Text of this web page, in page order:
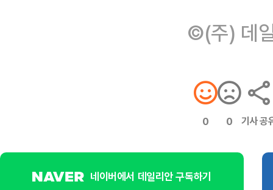
©(주) 데
0 0 기사 공
네이버에서 데일리안 구독하기